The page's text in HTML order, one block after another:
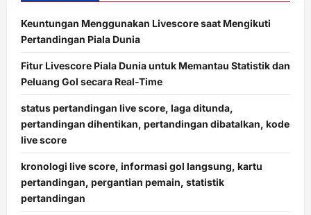
Keuntungan Menggunakan Livescore saat Mengikuti
Pertandingan Piala Dunia
Fitur Livescore Piala Dunia untuk Memantau Statistik dan
Peluang Gol secara Real-Time
status pertandingan live score, laga ditunda,
pertandingan dihentikan, pertandingan dibatalkan, kode
live score
kronologi live score, informasi gol langsung, kartu
pertandingan, pergantian pemain, statistik
pertandingan